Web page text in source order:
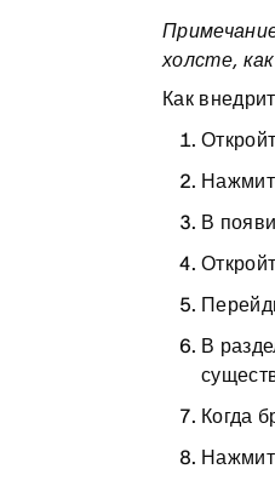
холсте,
Как
В
В
Когда